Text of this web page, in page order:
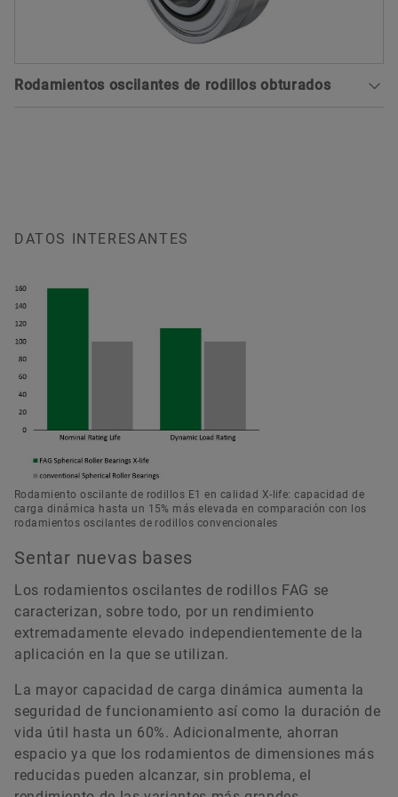
rodamiento se pueden montar por separado.
Se suministran diferentes tamaños en calidad X-
life. Estos rodamientos están identificados en las
Rodamientos oscilantes de rodillos obturados
silenciosas.
X-life
Se suministran diferentes tamaños en calidad X-
DATOS INTERESANTES
Rodamiento oscilante de rodillos E1 en calidad X-life: capacidad de
carga dinámica hasta un 15% más elevada en comparación con los
rodamientos oscilantes de rodillos convencionales
Sentar nuevas bases
Los rodamientos oscilantes de rodillos FAG se
caracterizan, sobre todo, por un rendimiento
extremadamente elevado independientemente de la
aplicación en la que se utilizan.
La mayor capacidad de carga dinámica aumenta la
seguridad de funcionamiento así como la duración de
vida útil hasta un 60%. Adicionalmente, ahorran
espacio ya que los rodamientos de dimensiones más
reducidas pueden alcanzar, sin problema, el